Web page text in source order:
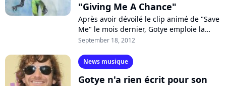
"Giving Me A Chance"
Après avoir dévoilé le clip animé de "Save
Me" le mois dernier, Gotye emploie la
même stratégie pour "Giving Me a
September 18, 2012
News musique
Gotye n'a rien écrit pour son